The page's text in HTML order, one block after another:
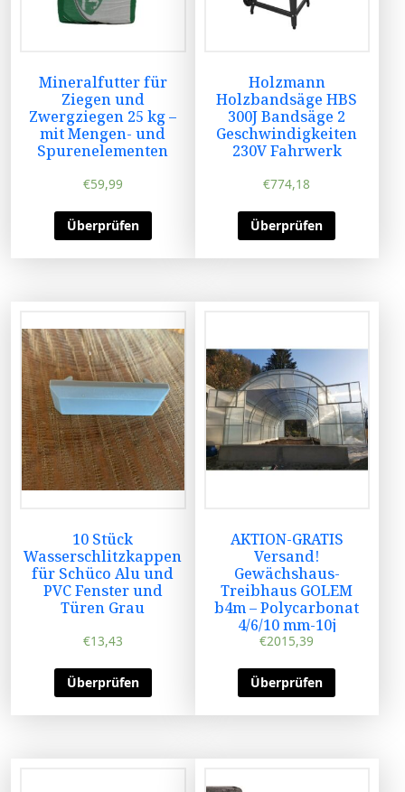
Mineralfutter für
Ziegen und
Zwergziegen 25 kg –
mit Mengen- und
Spurenelementen
€59,99
Überprüfen
Holzmann
Holzbandsäge HBS
300J Bandsäge 2
Geschwindigkeiten
230V Fahrwerk
€774,18
Überprüfen
10 Stück
Wasserschlitzkappen
für Schüco Alu und
PVC Fenster und
Türen Grau
€13,43
Überprüfen
AKTION-GRATIS
Versand!
Gewächshaus-
Treibhaus GOLEM
b4m – Polycarbonat
4/6/10 mm-10j
€2015,39
Überprüfen